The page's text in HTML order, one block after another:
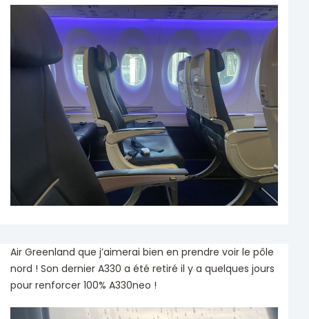
Air Greenland que j’aimerai bien en prendre voir le pôle
nord ! Son dernier A330 a été retiré il y a quelques jours
pour renforcer 100% A330neo !